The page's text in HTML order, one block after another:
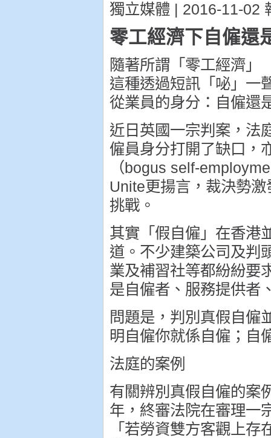
獨立媒體 | 2016-11-02
零工經濟下自僱還
隨著所謂「零工經濟」
這種透過短訊「咇」一
從業員的身分：自僱還
近日英國一宗判案，法
僱員身分打開了缺口，
（bogus self-
Unite更揚言，裁決勢
挑戰。
其實「假自僱」在香港
道。不少建築公司及判
業及補習社等都紛紛要
是自僱者、服務提供者
問題是，判別真假自僱
明自僱你就係自僱；自
法庭的案例
有關辨別真假自僱的案
年，終審法院在審理一
「若勞資雙方客觀上